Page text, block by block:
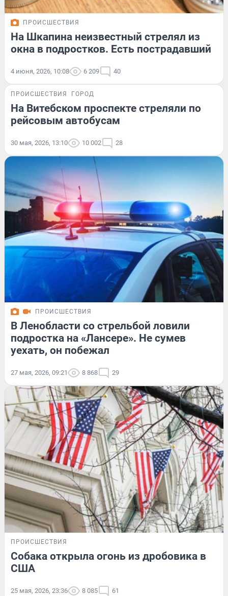
ПРОИСШЕСТВИЯ
На Шкапина неизвестный стрелял из
окна в подростков. Есть пострадавший
4 июня, 2026, 10:08 6 209 40
ПРОИСШЕСТВИЯ ГОРОД
На Витебском проспекте стреляли по
рейсовым автобусам
30 мая, 2026, 13:10 10 002 28
ПРОИСШЕСТВИЯ
В Ленобласти со стрельбой ловили
подростка на «Лансере». Не сумев
уехать, он побежал
27 мая, 2026, 09:21 8 868 29
ПРОИСШЕСТВИЯ
Собака открыла огонь из дробовика в
США
25 мая, 2026, 23:36 8 085 61